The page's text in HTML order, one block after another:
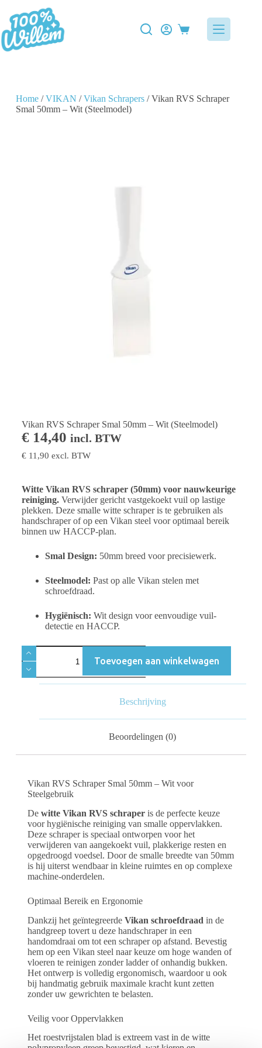
Home/VIKAN /Vikan Schrapers/ Vikan RVS Schraper
Smal 50mm – Wit (Steelmodel)
Vikan RVS Schraper Smal 50mm – Wit (Steelmodel)
€14,40 incl. BTW
€11,90 excl. BTW
Witte Vikan RVS schraper (50mm) voor nauwkeurige
reiniging.Verwijder gericht vastgekoekt vuil op lastige
plekken. Deze smalle witte schraper is te gebruiken als
handschraper of op een Vikan steel voor optimaal bereik
binnen uw HACCP-plan.
Smal Design: 50mm breed voor precisiewerk.
Steelmodel: Past op alle Vikan stelen met
schroefdraad.
Hygiënisch: Wit design voor eenvoudige vuil-
detectie en HACCP.
Toevoegen aan winkelwagen
Beschrijving
Beoordelingen (0)
Vikan RVS Schraper Smal 50mm – Wit voor
Steelgebruik
De witte Vikan RVS schraperis de perfecte keuze
voor hygiënische reiniging van smalle oppervlakken.
Deze schraper is speciaal ontworpen voor het
verwijderen van aangekoekt vuil, plakkerige resten en
opgedroogd voedsel. Door de smalle breedte van 50mm
is hij uiterst wendbaar in kleine ruimtes en op complexe
machine-onderdelen.
Optimaal Bereik en Ergonomie
Dankzij het geïntegreerde Vikan schroefdraad in de
handgreep tovert u deze handschraper in een
handomdraai om tot een schraper op afstand. Bevestig
hem op een Vikan steel naar keuze om hoge wanden of
vloeren te reinigen zonder ladder of onhandig bukken.
Het ontwerp is volledig ergonomisch, waardoor u ook
bij handmatig gebruik maximale kracht kunt zetten
zonder uw gewrichten te belasten.
Veilig voor Oppervlakken
Het roestvrijstalen blad is extreem vast in de witte